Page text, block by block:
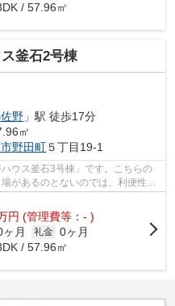
/ 57.96㎡
釜石2号棟
野 」駅 徒歩17分
㎡
野田町５丁目19-1
ウス釜石3号棟」です。こちらの
があるのとないのでは、利便性が
円 (管理費等：- )
ヶ月 礼金 0ヶ月
/ 57.96㎡